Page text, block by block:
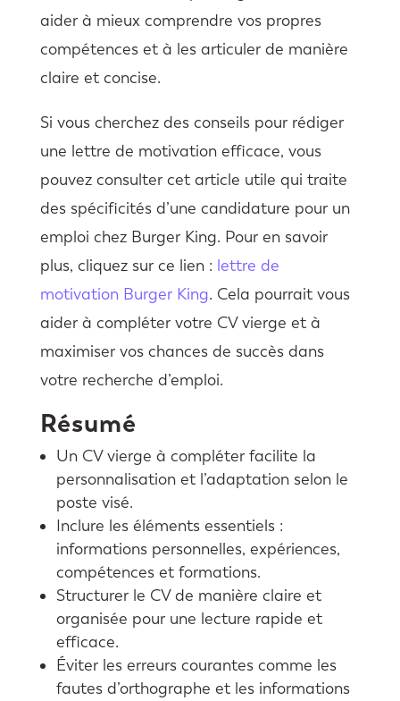
aider à mieux comprendre vos propres
compétences et à les articuler de manière
claire et concise.
Si vous cherchez des conseils pour rédiger
une lettre de motivation efficace, vous
pouvez consulter cet article utile qui traite
des spécificités d’une candidature pour un
emploi chez Burger King. Pour en savoir
plus, cliquez sur ce lien : lettre de
motivation Burger King. Cela pourrait vous
aider à compléter votre CV vierge et à
maximiser vos chances de succès dans
votre recherche d’emploi.
Résumé
Un CV vierge à compléter facilite la
personnalisation et l’adaptation selon le
poste visé.
Inclure les éléments essentiels :
informations personnelles, expériences,
compétences et formations.
Structurer le CV de manière claire et
organisée pour une lecture rapide et
efficace.
Éviter les erreurs courantes comme les
fautes d’orthographe et les informations